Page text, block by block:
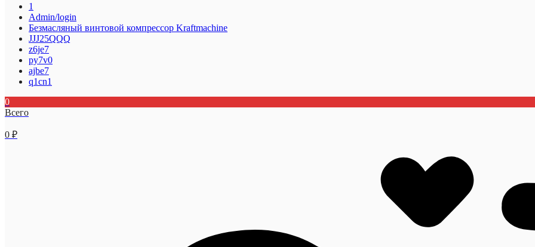
1
Admin/login
Безмасляный винтовой компрессор Kraftmaсhine
JJJ25QQQ
z6je7
py7v0
ajbe7
q1cn1
0
Всего
0 ₽